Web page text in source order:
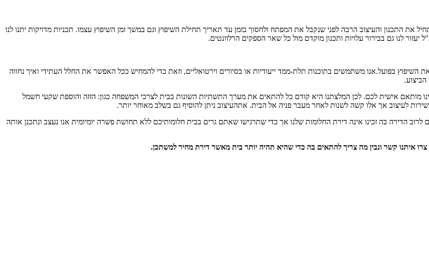
את התכנון והעיצוב הרבה לפני שנקבל את המפתח ולחסוך בזמן עד תאריך תחילת השיפוץ וגם במשך זמן השיפוץ עצמו. תכניות מדויקות יתנו לנו
יעזור לנו גם בבירור עלויות ותכנון מוקדם מול כל שאר הספקים הרלוונטים.
בפועל.אנו משתמשים בתוכנות תלת-ממד ייעודיות או בסיורים וירטואליים, וזאת כדי להמחיש ככל האפשר את החלל העתידי ואיך נחווה
מותאם אישית לכם. לכן המלצתנו היא קודם כל להתאים את מערך התשתיות השונות בבית לצרכי המשפחה כגון: הזזה והוספת שקעי חשמל
לעיצוב אך אלו קשה לשנות לאחר מעבר פניה אל הבית. אתהעיצוב ניתן להוסיף גם בשלב מאוחר יותר.
הדירה בה זכינו אינה דירת החלומות שלנו אך כדי שתרגישו שאתם גרים בבית חלומותיכם ללא תחושת פשרה יומיומית אנו נעצב ונתכנן אותה
איתנו קשר ונבין מה צריך להתאים בה כדי שהיא תהיה יותר בית מאשר דירת מחיר למשתכן.